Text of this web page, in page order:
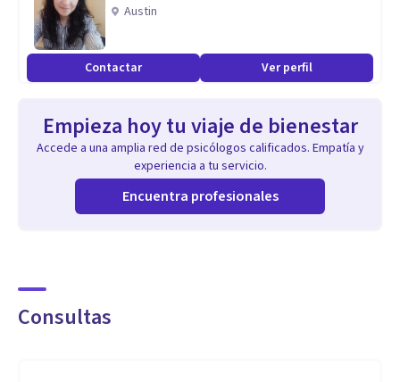
EMDR
Me dedico a la Clinica, de manera pivada y trabajo para una
institución que recibe pacientes judicializados por violencia
familiar y de género.
Aptitudes
Soy una persona empatica, me gusta escuchar y tengo la
certeza que todos pueden encontrar-se en el camino del
autoconocimiento.
Austin
Contactar Ver perfil
Empieza hoy tu viaje de bienestar
Accede a una amplia red de psicólogos calificados. Empatía y
experiencia a tu servicio.
Encuentra profesionales
Consultas